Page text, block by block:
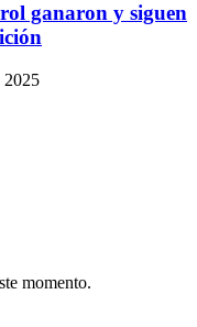
ganaron y siguen
2025
momento.